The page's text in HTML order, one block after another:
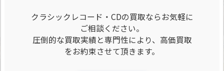
クラシックレコード・CDの買取ならお気軽に
ご相談ください。
圧倒的な買取実績と専門性により、高価買取
をお約束させて頂きます。